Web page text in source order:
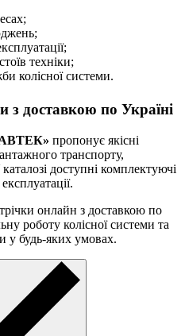
техніки;
колісної системи.
з доставкою по Україні
АВТЕК» пропонує якісні
транспорту,
доступні комплектуючі
онлайн з доставкою по
роботу колісної системи та
у будь-яких умовах.